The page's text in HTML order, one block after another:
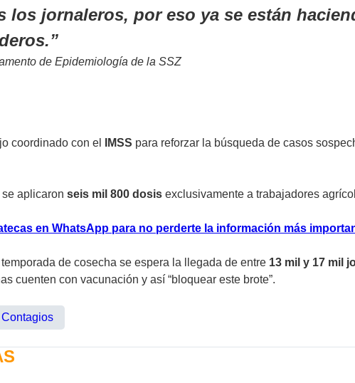
los jornaleros, por eso ya se están
de Epidemiología de la SSZ
coordinado con el IMSS para reforzar la búsqueda de casos
aplicaron seis mil 800 dosis exclusivamente a trabajadores
en WhatsApp para no perderte la información más
de cosecha se espera la llegada de entre 13 mil y 17 mil
cuenten con vacunación y así “bloquear este brote”.
Contagios